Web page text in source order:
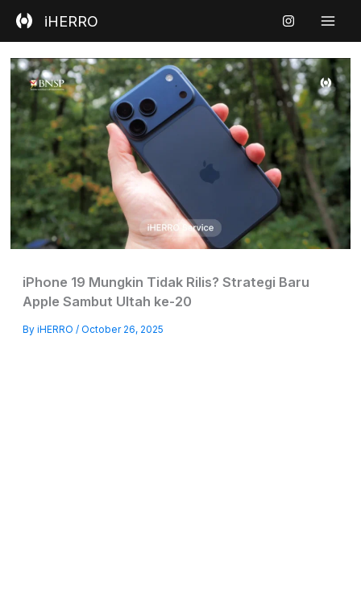
iHERRO
iPhone 19 Mungkin Tidak Rilis? Strategi Baru
Apple Sambut Ultah ke-20
By iHERRO / October 26, 2025